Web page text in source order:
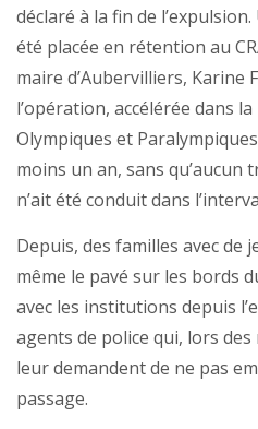
déclaré à la fin de
été placée en rétention au
maire d’Aubervilliers, Karine
l’opération, accélérée dans
Olympiques et
moins un an, sans qu’aucun
n’ait été conduit dans
Depuis, des familles avec de
même le pavé sur les bords
avec les institutions depuis
agents de police qui, lors
leur demandent de ne pas
passage.